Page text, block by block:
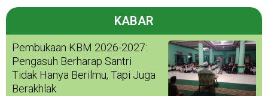
KABAR
Pembukaan KBM 2026-2027:
Pengasuh Berharap Santri
Tidak Hanya Berilmu, Tapi Juga
Berakhlak